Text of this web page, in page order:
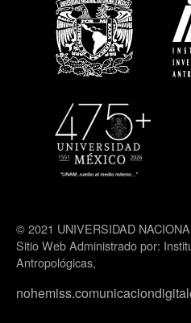
© 2021 UNIVERSIDAD
Sitio Web Administrado por:
Antropológicas,